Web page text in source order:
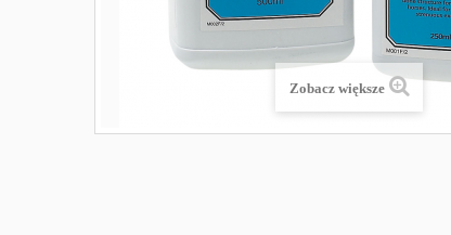
Zobacz większe